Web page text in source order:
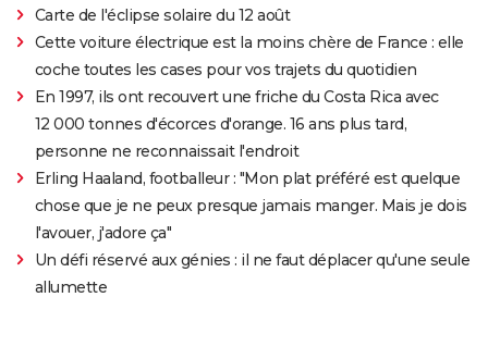
Carte de l'éclipse solaire du 12 août
Cette voiture électrique est la moins chère de France : elle
coche toutes les cases pour vos trajets du quotidien
En 1997, ils ont recouvert une friche du Costa Rica avec
12 000 tonnes d'écorces d'orange. 16 ans plus tard,
personne ne reconnaissait l'endroit
Erling Haaland, footballeur : "Mon plat préféré est quelque
chose que je ne peux presque jamais manger. Mais je dois
l'avouer, j'adore ça"
Un défi réservé aux génies : il ne faut déplacer qu'une seule
allumette